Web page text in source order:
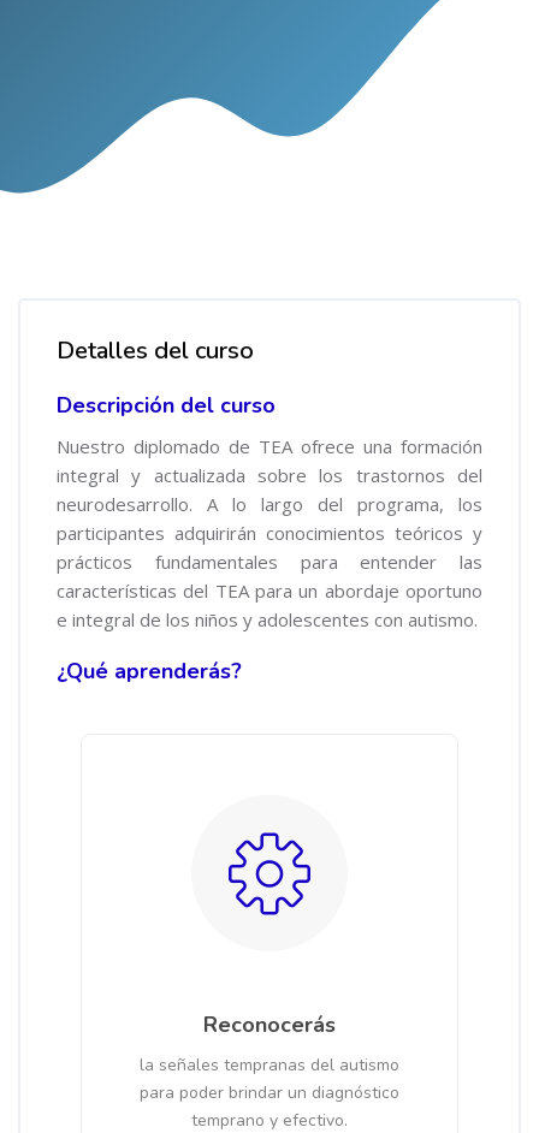
Detalles del curso
Descripción del curso
Nuestro diplomado de TEA ofrece una formación
integral y actualizada sobre los trastornos del
neurodesarrollo. A lo largo del programa, los
participantes adquirirán conocimientos teóricos y
prácticos fundamentales para entender las
características del TEA para un abordaje oportuno
e integral de los niños y adolescentes con autismo.
¿Qué aprenderás?
Reconocerás
la señales tempranas del autismo
para poder brindar un diagnóstico
temprano y efectivo.